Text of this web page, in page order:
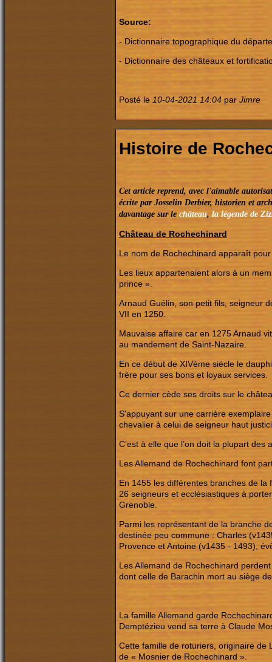
Source:
- Dictionnaire topographique du
- Dictionnaire des châteaux et
Posté le 10-04-2021 14:04 par Jimre
Histoire de
Cet article reprend, avec l'aimable
écrite par Josselin Derbier, historien et
davantage sur le château, la légende de
Château de Rochechinard
Le nom de Rochechinard apparaît
Les lieux appartenaient alors à un
prince ».
Arnaud Guélin, son petit fils, seigneur
VII en 1250.
Mauvaise affaire car en 1275 Arnaud
au mandement de Saint-Nazaire.
En ce début de XIVème siècle le
frère pour ses bons et loyaux services.
Ce dernier cède ses droits sur le
S'appuyant sur une carrière
chevalier à celui de seigneur haut
C’est à elle que l’on doit la plupart
Les Allemand de Rochechinard font
En 1455 les différentes branches de la
26 seigneurs et ecclésiastiques à
Grenoble.
Parmi les représentant de la branche
destinée peu commune : Charles
Provence et Antoine (v1435 - 1493),
Les Allemand de Rochechinard
dont celle de Barachin mort au siège
La famille Allemand garde
Demptézieu vend sa terre à Claude
Cette famille de roturiers, originaire de
de « Mosnier de Rochechinard ».